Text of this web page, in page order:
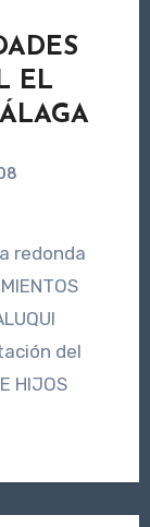
EL
del
HIJOS